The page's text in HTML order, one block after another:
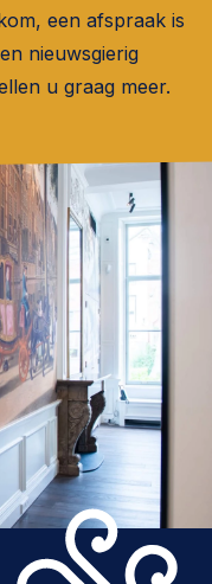
een afspraak is
nieuwsgierig
u graag meer.